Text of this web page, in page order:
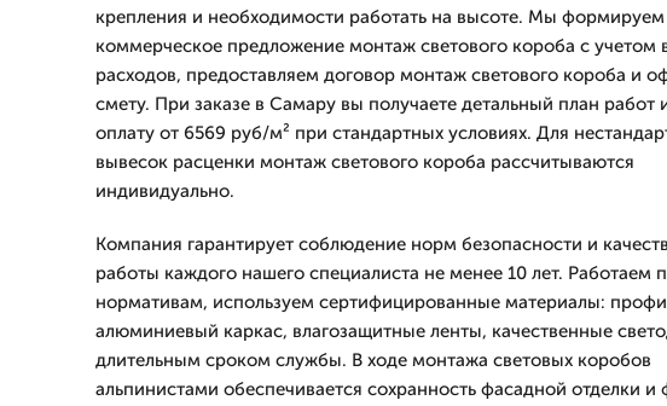
крепления и необходимости работать на высоте. Мы формируем
коммерческое предложение монтаж светового короба с учетом
расходов, предоставляем договор монтаж светового короба и
смету. При заказе в Самару вы получаете детальный план работ
оплату от 6569 руб/м² при стандартных условиях. Для
вывесок расценки монтаж светового короба рассчитываются
индивидуально.
Компания гарантирует соблюдение норм безопасности и
работы каждого нашего специалиста не менее 10 лет. Работаем
нормативам, используем сертифицированные материалы:
алюминиевый каркас, влагозащитные ленты, качественные
длительным сроком службы. В ходе монтажа световых коробов
альпинистами обеспечивается сохранность фасадной отделки и